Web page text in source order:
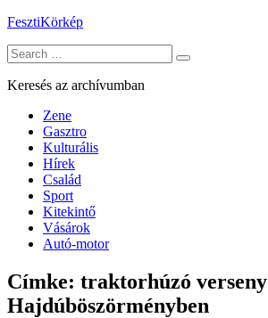
Skip
content
FesztiKörkép
Search
for:
Keresés az archívumban
Zene
Gasztro
Kulturális
Hírek
Család
Sport
Kitekintő
Vásárok
Autó-motor
Címke: traktorhúzó verseny
Hajdúböszörményben